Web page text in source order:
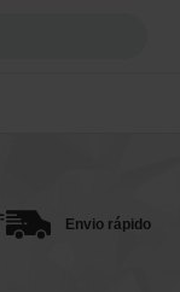
Envio rápido